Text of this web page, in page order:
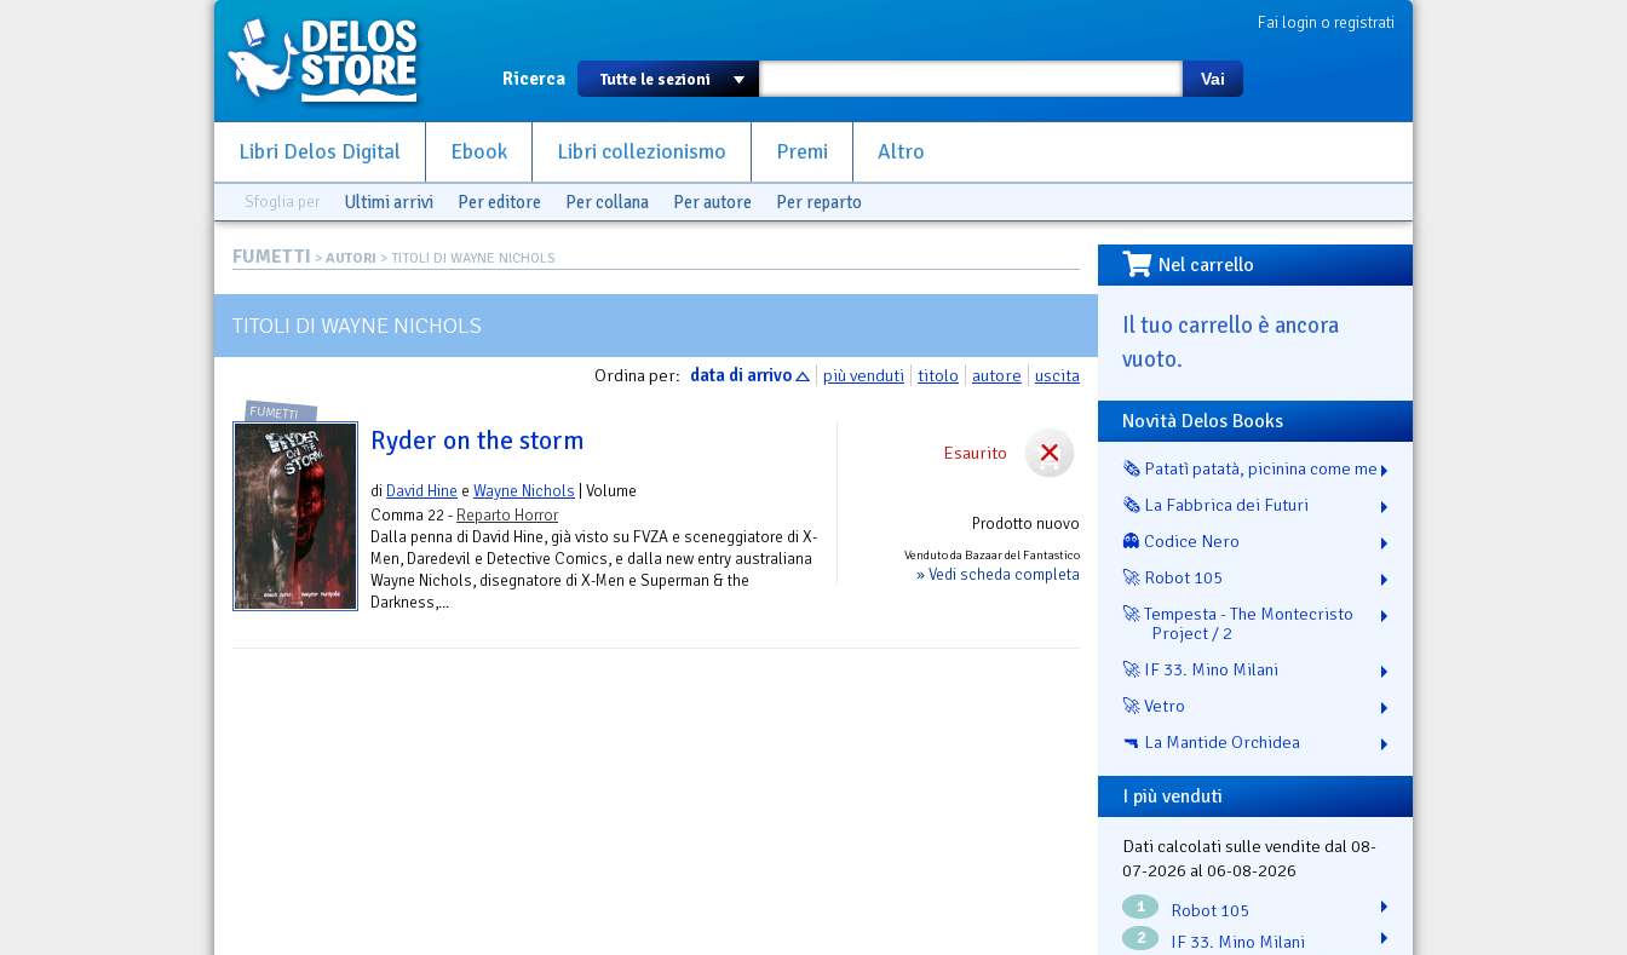
Fai login o registrati
Ricerca Vai
Libri Delos Digital Ebook Libri collezionismo Premi Altro
Sfoglia per Ultimi arrivi Per editore Per collana Per autore Per reparto
FUMETTI > AUTORI > TITOLI DI WAYNE NICHOLS
TITOLI DI WAYNE NICHOLS
Ordina per: data di arrivo più venduti titolo autore uscita
Esaurito
Prodotto nuovo
Venduto da Bazaar del Fantastico
» Vedi scheda completa
FUMETTI
Ryder on the storm
di David Hine e Wayne Nichols | Volume
Comma 22 - Reparto Horror
Dalla penna di David Hine, già visto su FVZA e sceneggiatore di X-
Men, Daredevil e Detective Comics, e dalla new entry australiana
Wayne Nichols, disegnatore di X-Men e Superman & the
Darkness,...
Nel carrello
Il tuo carrello è ancora
vuoto.
Novità Delos Books
🗞️ Patatì patatà, picinina come me
🗞️ La Fabbrica dei Futuri
👻 Codice Nero
🚀 Robot 105
🚀 Tempesta - The Montecristo
Project / 2
🚀 IF 33. Mino Milani
🚀 Vetro
🔫 La Mantide Orchidea
I più venduti
Dati calcolati sulle vendite dal 08-
07-2026 al 06-08-2026
1 Robot 105
2 IF 33. Mino Milani